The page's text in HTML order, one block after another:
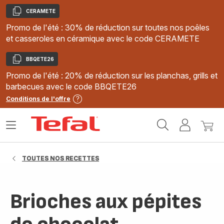
Copier
CERAMETE
Promo de l'été : 30% de réduction sur toutes nos poêles
et casseroles en céramique avec le code CERAMETE
Copier
BBQETE26
Promo de l'été : 20% de réduction sur les planchas, grills et
barbecues avec le code BBQETE26
Conditions de l'offre
MonMon
Ouvrir
TOUTES NOS RECETTES
Brioches aux pépites